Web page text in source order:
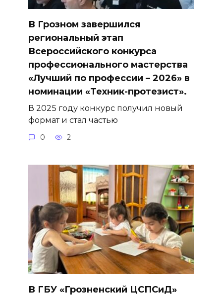
В Грозном завершился
региональный этап
Всероссийского конкурса
профессионального мастерства
«Лучший по профессии – 2026» в
номинации «Техник-протезист».
В 2025 году конкурс получил новый
формат и стал частью
0 2
В ГБУ «Грозненский ЦСПСиД»